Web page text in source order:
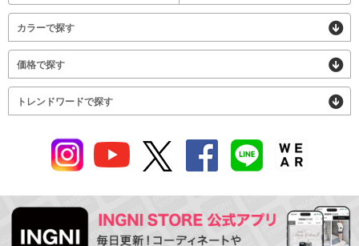
カラーで探す
価格で探す
トレンドワードで探す